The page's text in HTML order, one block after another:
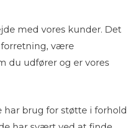
med vores kunder. Det
være
du udfører og er vores
har brug for støtte i forhold